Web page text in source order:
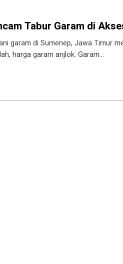
Tabur Garam di
garam di Sumenep, Jawa Timur
harga garam anjlok. Garam…